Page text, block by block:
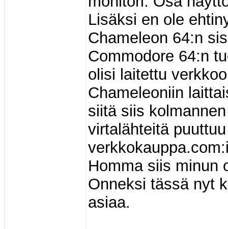
Lisäksi en ole
Chameleon 64:n
Commodore 64:n
olisi laitettu
Chameleoniin
siitä siis
virtalähteitä
Homma siis minun
Onneksi tässä nyt
asiaa.